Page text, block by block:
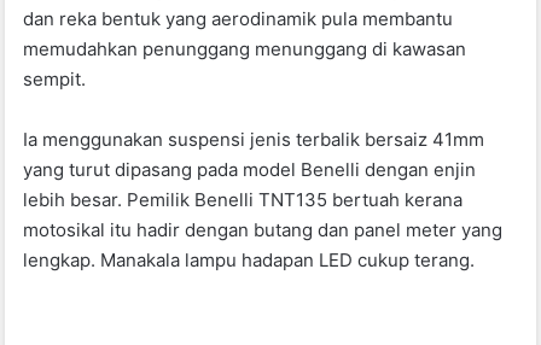
dan reka bentuk yang aerodinamik pula membantu
memudahkan penunggang menunggang di kawasan
sempit.
Ia menggunakan suspensi jenis terbalik bersaiz 41mm
yang turut dipasang pada model Benelli dengan enjin
lebih besar. Pemilik Benelli TNT135 bertuah kerana
motosikal itu hadir dengan butang dan panel meter yang
lengkap. Manakala lampu hadapan LED cukup terang.